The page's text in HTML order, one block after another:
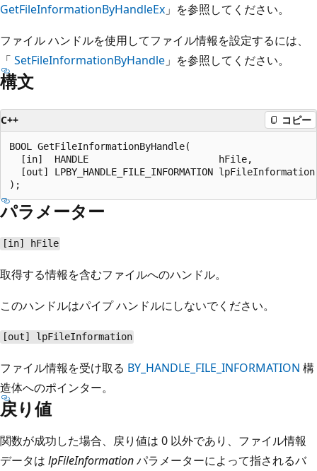
GetFileInformationByHandleEx 」を参照してください。
ファイル ハンドルを使用してファイル情報を設定するには、
「 SetFileInformationByHandle 」を参照してください。
構文
C++ コピー
BOOL GetFileInformationByHandle(
  [in]  HANDLE                       hFile,
  [out] LPBY_HANDLE_FILE_INFORMATION lpFileInformation
パラメーター
[in] hFile
取得する情報を含むファイルへのハンドル。
このハンドルはパイプ ハンドルにしないでください。
[out] lpFileInformation
ファイル情報を受け取る BY_HANDLE_FILE_INFORMATION 構
造体へのポインター。
戻り値
関数が成功した場合、戻り値は 0 以外であり、ファイル情報
データは lpFileInformationパラメーターによって指されるバ